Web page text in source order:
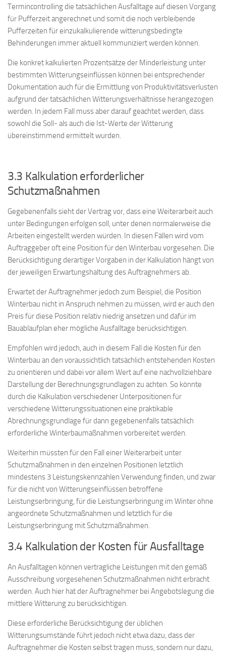
Termincontrolling die tatsächlichen Ausfalltage auf diesen Vorgang
für Pufferzeit angerechnet und somit die noch verbleibende
Pufferzeiten für einzukalkulierende witterungsbedingte
Behinderungen immer aktuell kommuniziert werden können.
Die konkret kalkulierten Prozentsätze der Minderleistung unter
bestimmten Witterungseinflüssen können bei entsprechender
Dokumentation auch für die Ermittlung von Produktivitätsverlusten
aufgrund der tatsächlichen Witterungsverhältnisse herangezogen
werden. In jedem Fall muss aber darauf geachtet werden, dass
sowohl die Soll- als auch die Ist-Werte der Witterung
übereinstimmend ermittelt wurden.
3.3 Kalkulation erforderlicher
Schutzmaßnahmen
Gegebenenfalls sieht der Vertrag vor, dass eine Weiterarbeit auch
unter Bedingungen erfolgen soll, unter denen normalerweise die
Arbeiten eingestellt werden würden. In diesen Fällen wird vom
Auftraggeber oft eine Position für den Winterbau vorgesehen. Die
Berücksichtigung derartiger Vorgaben in der Kalkulation hängt von
der jeweiligen Erwartungshaltung des Auftragnehmers ab.
Erwartet der Auftragnehmer jedoch zum Beispiel, die Position
Winterbau nicht in Anspruch nehmen zu müssen, wird er auch den
Preis für diese Position relativ niedrig ansetzen und dafür im
Bauablaufplan eher mögliche Ausfalltage berücksichtigen.
Empfohlen wird jedoch, auch in diesem Fall die Kosten für den
Winterbau an den voraussichtlich tatsächlich entstehenden Kosten
zu orientieren und dabei vor allem Wert auf eine nachvollziehbare
Darstellung der Berechnungsgrundlagen zu achten. So könnte
durch die Kalkulation verschiedener Unterpositionen für
verschiedene Witterungssituationen eine praktikable
Abrechnungsgrundlage für dann gegebenenfalls tatsächlich
erforderliche Winterbaumaßnahmen vorbereitet werden.
Weiterhin müssten für den Fall einer Weiterarbeit unter
Schutzmaßnahmen in den einzelnen Positionen letztlich
mindestens 3 Leistungskennzahlen Verwendung finden, und zwar
für die nicht von Witterungseinflüssen betroffene
Leistungserbringung, für die Leistungserbringung im Winter ohne
angeordnete Schutzmaßnahmen und letztlich für die
Leistungserbringung mit Schutzmaßnahmen.
3.4 Kalkulation der Kosten für Ausfalltage
An Ausfalltagen können vertragliche Leistungen mit den gemäß
Ausschreibung vorgesehenen Schutzmaßnahmen nicht erbracht
werden. Auch hier hat der Auftragnehmer bei Angebotslegung die
mittlere Witterung zu berücksichtigen.
Diese erforderliche Berücksichtigung der üblichen
Witterungsumstände führt jedoch nicht etwa dazu, dass der
Auftragnehmer die Kosten selbst tragen muss, sondern nur dazu,